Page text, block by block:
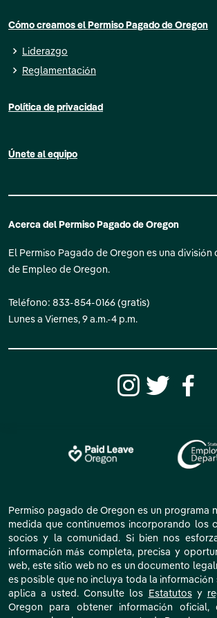
Acerca del Permiso Pagado de Oregon
El Permiso Pagado de Oregon es una
de Empleo de Oregon.
Teléfono: 833-854-0166 (gratis)
Lunes a Viernes, 9 a.m.-4 p.m.
Cómo creamos el Permiso Pagado de Oregon
Liderazgo
Reglamentación
Política de privacidad
Únete al equipo
Permiso pagado de Oregon es un programa
medida que continuemos incorporando los
socios y la comunidad. Si bien nos
información más completa, precisa y
web, este sitio web no es un documento
es posible que no incluya toda la información
aplica a usted. Consulte los Estatutosy
Oregon para obtener información